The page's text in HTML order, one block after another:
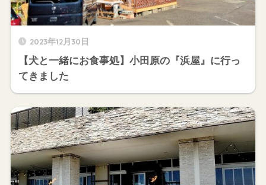
2023年12月30日
【犬と一緒にお食事処】小田原の『浜屋』に行っ
てきました